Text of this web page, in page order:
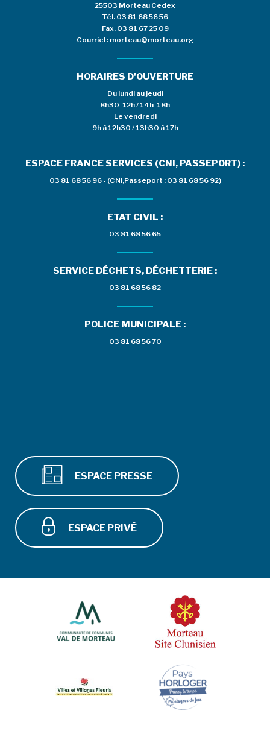
25503 Morteau Cedex
Tél. 03 81 68 56 56
Fax. 03 81 67 25 09
Courriel : morteau@morteau.org
HORAIRES D'OUVERTURE
Du lundi au jeudi
8h30-12h / 14h-18h
Le vendredi
9h à 12h30 / 13h30 à 17h
ESPACE FRANCE SERVICES (CNI, PASSEPORT) :
03 81 68 56 96 - (CNI,Passeport : 03 81 68 56 92)
ETAT CIVIL :
03 81 68 56 65
SERVICE DÉCHETS, DÉCHETTERIE :
03 81 68 56 82
POLICE MUNICIPALE :
03 81 68 56 70
ESPACE PRESSE
ESPACE PRIVÉ